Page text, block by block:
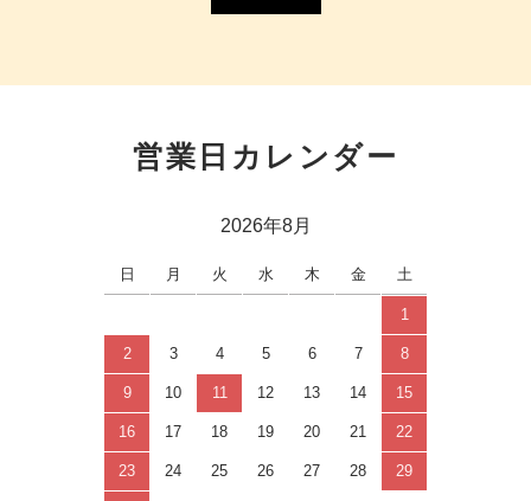
営業日カレンダー
2026年8月
日 月 火 水 木 金 土
1
2 3 4 5 6 7 8
9 10 11 12 13 14 15
16 17 18 19 20 21 22
23 24 25 26 27 28 29